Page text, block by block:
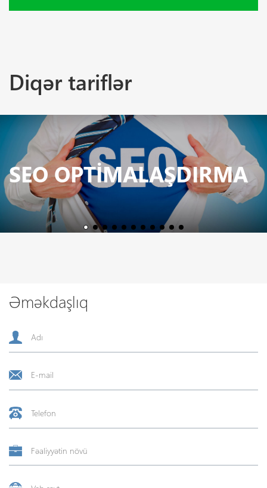
Diqər tariflər
SEO OPTIMALAŞDIRMA
Əməkdaşlıq